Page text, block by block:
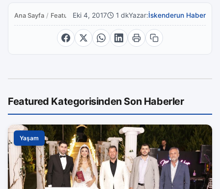
Ana Sayfa / FeaturedEki 4, 2017 1 dkYazar:İskenderun Haber
Featured Kategorisinden Son Haberler
Yaşam